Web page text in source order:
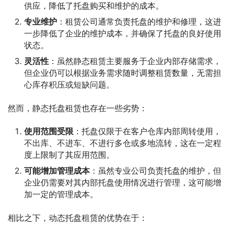
供应，降低了托盘购买和维护的成本。
专业维护 ：租赁公司通常负责托盘的维护和修理，这进
一步降低了企业的维护成本，并确保了托盘的良好使用
状态。
灵活性 ：虽然静态租赁主要服务于企业内部存储需求，
但企业仍可以根据业务需求随时调整租赁数量，无需担
心库存积压或短缺问题。
然而，静态托盘租赁也存在一些劣势：
使用范围受限 ：托盘仅限于在客户仓库内部周转使用，
不出库、不进车、不进行多仓或多地流转，这在一定程
度上限制了其应用范围。
可能增加管理成本：虽然专业公司负责托盘的维护，但
企业仍需要对其内部托盘使用情况进行管理，这可能增
加一定的管理成本。
相比之下，动态托盘租赁的优势在于：